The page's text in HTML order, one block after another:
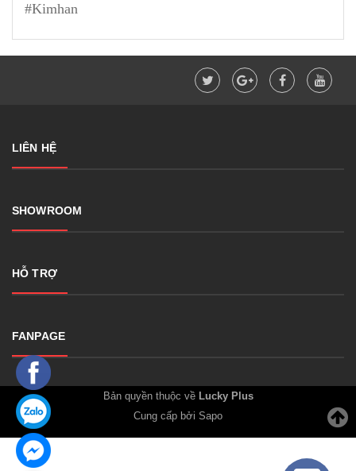
#Kimhan
LIÊN HỆ
SHOWROOM
HỖ TRỢ
FANPAGE
Bản quyền thuộc về Lucky Plus
Cung cấp bởi Sapo